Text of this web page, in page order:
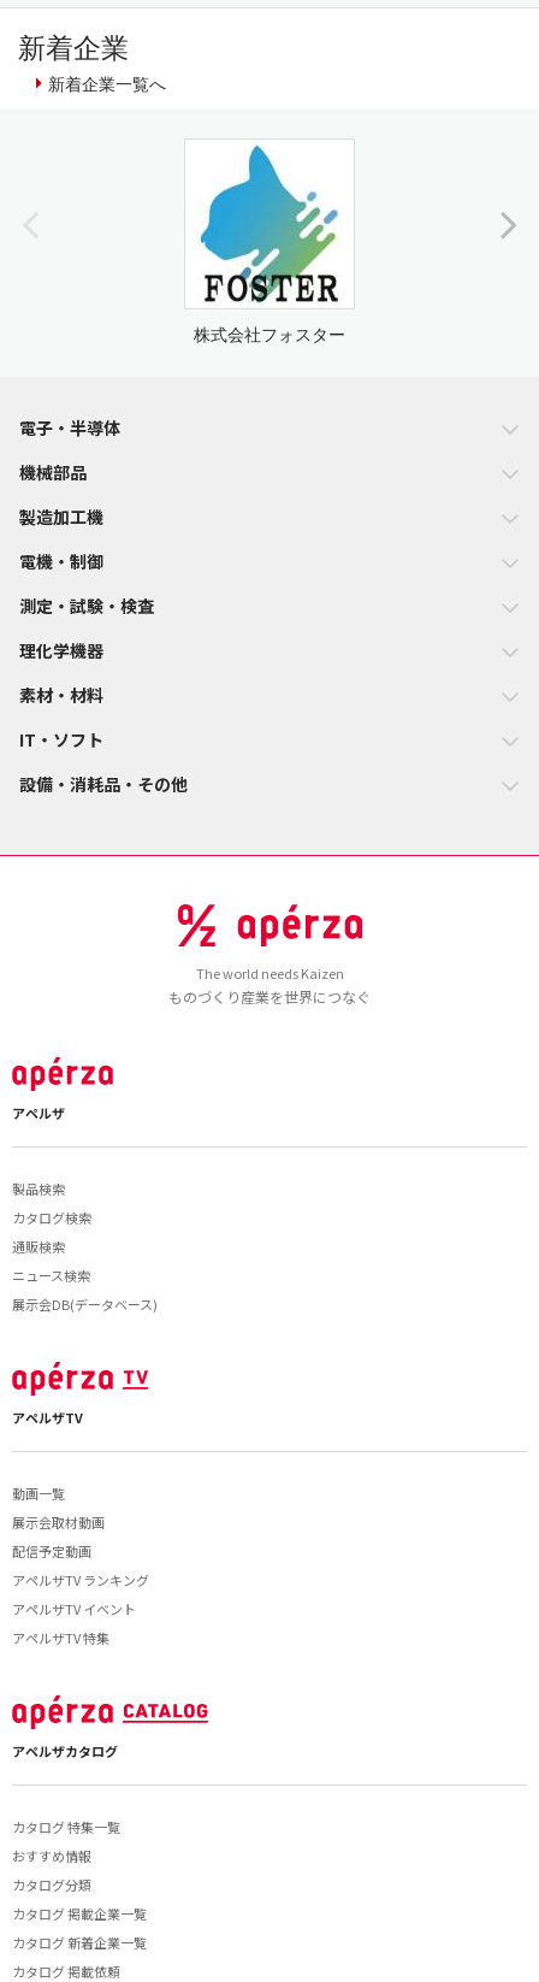
新着企業
新着企業一覧へ
株式会社フォスター
電子・半導体
機械部品
製造加工機
電機・制御
測定・試験・検査
理化学機器
素材・材料
IT・ソフト
設備・消耗品・その他
The world needs Kaizen
ものづくり産業を世界につなぐ
アペルザ
製品検索
カタログ検索
通販検索
ニュース検索
展示会DB(データベース)
アペルザTV
動画一覧
展示会取材動画
配信予定動画
アペルザTV ランキング
アペルザTV イベント
アペルザTV 特集
アペルザカタログ
カタログ 特集一覧
おすすめ情報
カタログ分類
カタログ 掲載企業一覧
カタログ 新着企業一覧
カタログ 掲載依頼